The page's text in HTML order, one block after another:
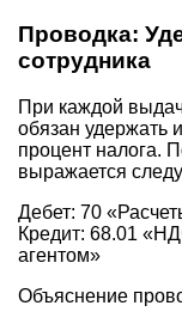
Проводка:
сотрудника
При каждой
обязан удержать
процент налога.
выражается
Дебет: 70
Кредит: 68.01
агентом»
Объяснение